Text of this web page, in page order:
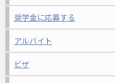
奨学金に応募する
アルバイト
ビザ